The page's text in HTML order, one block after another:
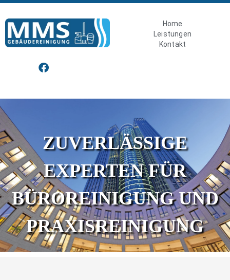
Home
Leistungen
Kontakt
ZUVERLÄSSIGE
EXPERTEN FÜR
BÜRO­REINIGUNG UND
PRAXISREINIGUNG